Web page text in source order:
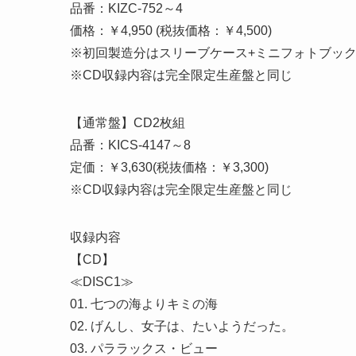
品番：KIZC-752～4
価格：￥4,950 (税抜価格：￥4,500)
※初回製造分はスリーブケース+ミニフォトブッ
※CD収録内容は完全限定生産盤と同じ
【通常盤】CD2枚組
品番：KICS-4147～8
定価：￥3,630(税抜価格：￥3,300)
※CD収録内容は完全限定生産盤と同じ
収録内容
【CD】
≪DISC1≫
01. 七つの海よりキミの海
02. げんし、女子は、たいようだった。
03. パララックス・ビュー